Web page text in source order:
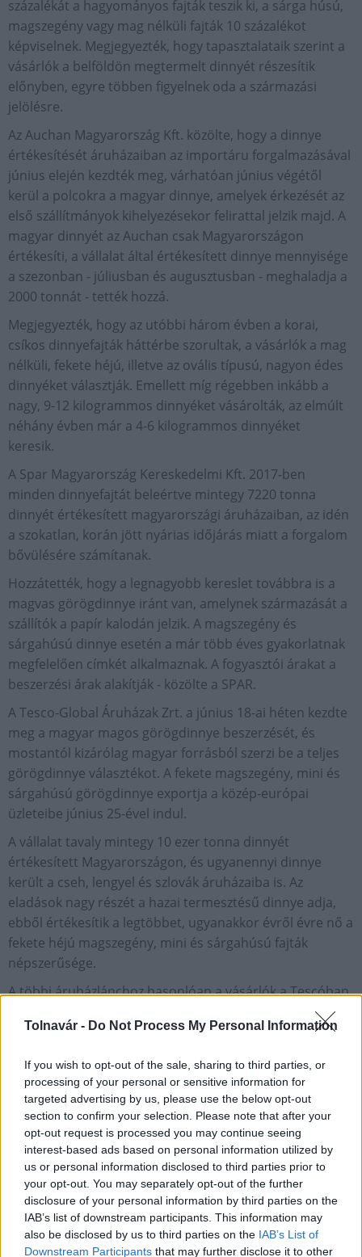
Tolnavár - Do Not Process My Personal Information
If you wish to opt-out of the sale, sharing to third parties, or
processing of your personal or sensitive information for
targeted advertising by us, please use the below opt-out
section to confirm your selection. Please note that after your
opt-out request is processed you may continue seeing
interest-based ads based on personal information utilized by
us or personal information disclosed to third parties prior to
your opt-out. You may separately opt-out of the further
disclosure of your personal information by third parties on the
IAB’s list of downstream participants. This information may
also be disclosed by us to third parties on the IAB’s List of
Downstream Participants that may further disclose it to other
százalékát a hagyományos fajták teszik ki, a sárga húsú,
magszegény vagy mag nélküli fajták 10 százalékot
képviselnek. Megjegyezték, hogy tapasztalataik szerint a
vásárlók a belföldön megtermelt dinnyét részesítik
előnyben, egyre többen figyelnek oda a származási
jelölésre.
Az Auchan Magyarország Kft. közölte, hogy a dinnye
értékesítését áruházaiban az importáru forgalmazásával
június elején kezdték meg, várhatóan június végétől
kerül a polcokra a magyar dinnye, amelyek érkezését az
első szállítmányok kihelyezésekor felirattal jelzik majd. A
magyar dinnyét az Auchan csak Magyarországon
értékesíti, a vállalat által értékesített dinnye mennyisége
a szezonban - júliusban és augusztusban - meghaladja a
2000 tonnát - tették hozzá.
Megjegyezték, hogy az utóbbi három évben a korai,
csíkos dinnyefajták háttérbe szorultak, a vásárlók a mag
nélküli, fekete héjú, illetve az ovális típusú, nagyon édes
dinnyéket választják. Emellett míg régebben inkább a
nagy, 9-12 kilogrammos dinnyéket vásárolták, az elmúlt
néhány évben már a 4-6 kilogrammos dinnyéket
keresik.
A Spar Magyarország Kereskedelmi Kft. 2017-ben
minden dinnyefajtát beleértve mintegy 7220 tonna
dinnyét értékesített magyarországi áruházaiban, az idén
a szokatlan, korán jött nyárias időjárás miatt a forgalom
bővülésére számítanak.
Hozzátették, hogy a legnagyobb kereslet továbbra is a
magvas görögdinnye iránt van, amelynek származását a
szállítók a papír kalodán jelzik. A magszegény és
sárgahúsú dinnye esetén a már több éves gyakorlatnak
megfelelően címkét alkalmaznak. A fogyasztói árakat a
beszerzési árak alakítják - közölte a SPAR.
A Tesco-Global Áruházak Zrt. a június 18-ai héten kezdte
meg a magyar magos görögdinnye beszerzését, és
mostantól kizárólag magyar forrásból szerzi be a teljes
görögdinnye választékot. A fekete magszegény, mini és
sárgahúsú görögdinnye exportja a közép-európai
üzleteibe június 25-ével indul.
A vállalat tavaly mintegy 10 ezer tonna dinnyét
értékesített Magyarországon, és ugyanennyi dinnye
került a cseh, lengyel és szlovák áruházaiba is. Az
eladások nagy részét a hazai termesztésű dinnye adja,
ebből értékesítik a legtöbbet, ugyanakkor évről évre nő a
fekete héjú magszegény, mini és sárgahúsú fajták
népszerűsége.
A többi áruházlánchoz hasonlóan a vásárlók a Tescóban
is a Magyarországról származó dinnyéket olyan papír
konténerben találhatják, amely jelzi, hogy a termék hazai
Gazdaság dinnye
AJÁNLJUK MÉG